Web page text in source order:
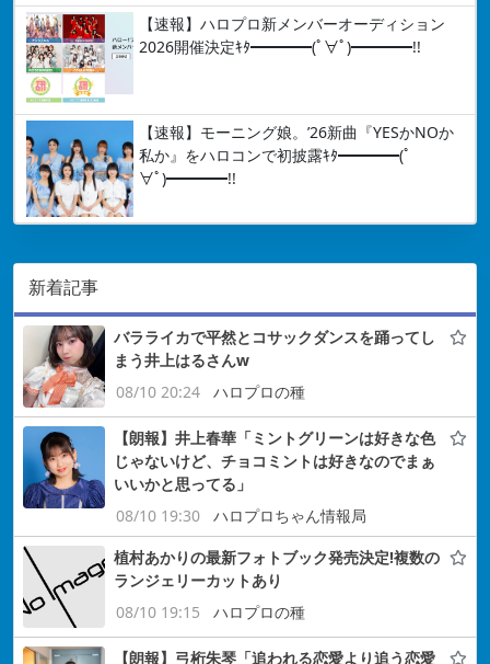
【速報】ハロプロ新メンバーオーディション
2026開催決定ｷﾀ━━━━(ﾟ∀ﾟ)━━━━!!
【速報】モーニング娘。’26新曲『YESかNOか
私か』をハロコンで初披露ｷﾀ━━━━(ﾟ
∀ﾟ)━━━━!!
新着記事
バラライカで平然とコサックダンスを踊ってし
まう井上はるさんw
08/10 20:24
ハロプロの種
【朗報】井上春華「ミントグリーンは好きな色
じゃないけど、チョコミントは好きなのでまぁ
いいかと思ってる」
08/10 19:30
ハロプロちゃん情報局
植村あかりの最新フォトブック発売決定!複数の
ランジェリーカットあり
08/10 19:15
ハロプロの種
【朗報】弓桁朱琴「追われる恋愛より追う恋愛